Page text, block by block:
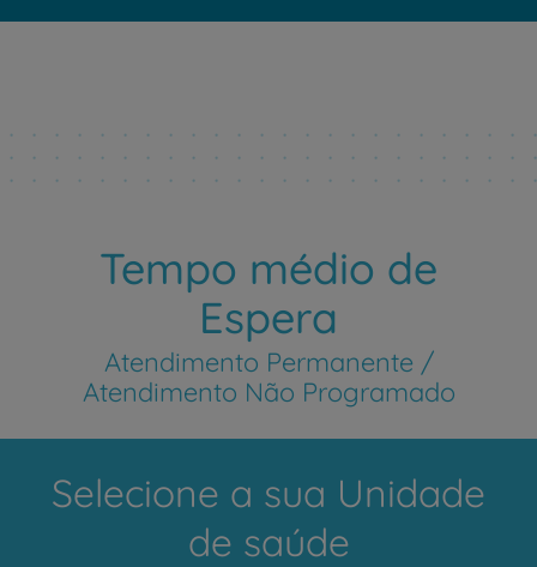
Tempo médio de
Espera
Atendimento Permanente /
Atendimento Não Programado
Selecione a sua Unidade
de saúde